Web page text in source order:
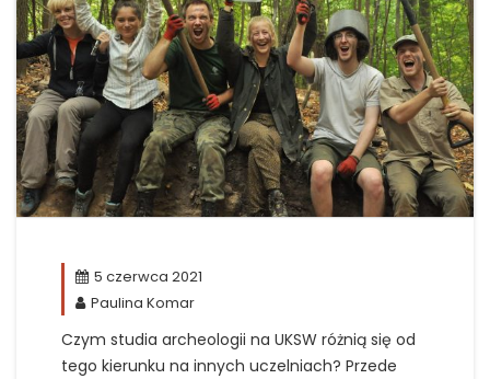
5 czerwca 2021
Paulina Komar
Czym studia archeologii na UKSW różnią się od
tego kierunku na innych uczelniach? Przede